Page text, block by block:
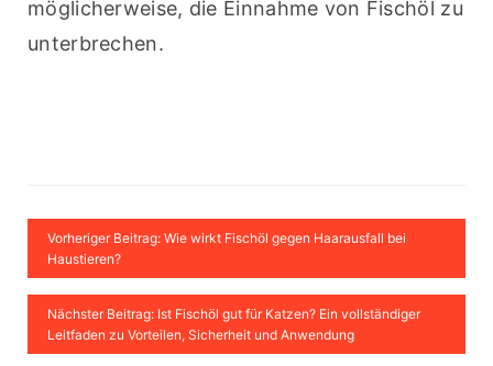
möglicherweise, die Einnahme von Fischöl zu
unterbrechen.
Vorheriger Beitrag: Wie wirkt Fischöl gegen Haarausfall bei
Haustieren?
Nächster Beitrag: Ist Fischöl gut für Katzen? Ein vollständiger
Leitfaden zu Vorteilen, Sicherheit und Anwendung